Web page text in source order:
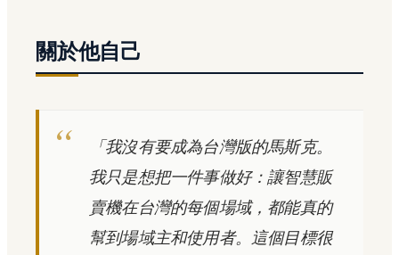
關於他自己
「我沒有要成為台灣版的馬斯克。
我只是想把一件事做好：讓智慧販
賣機在台灣的每個場域，都能真的
幫到場域主和使用者。這個目標很